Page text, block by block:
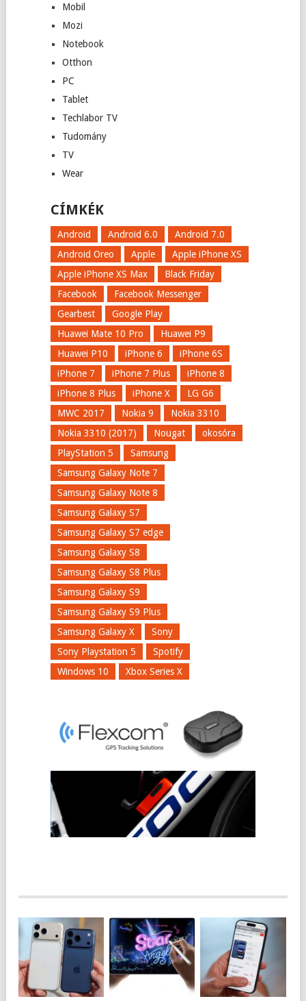
Mobil
Mozi
Notebook
Otthon
PC
Tablet
Techlabor TV
Tudomány
TV
Wear
CÍMKÉK
Android Android 6.0
Android 7.0
Android Oreo
Apple
Apple iPhone XS
Apple iPhone XS Max
Black Friday
Facebook
Facebook Messenger
Gearbest
Google Play
Huawei Mate 10 Pro
Huawei P9
Huawei P10
iPhone 6
iPhone 6S
iPhone 7
iPhone 7 Plus
iPhone 8
iPhone 8 Plus
iPhone X
LG G6
MWC 2017
Nokia 9
Nokia 3310
Nokia 3310 (2017)
Nougat
okosóra
PlayStation 5
Samsung
Samsung Galaxy Note 7
Samsung Galaxy Note 8
Samsung Galaxy S7
Samsung Galaxy S7 edge
Samsung Galaxy S8
Samsung Galaxy S8 Plus
Samsung Galaxy S9
Samsung Galaxy S9 Plus
Samsung Galaxy X
Sony
Sony Playstation 5
Spotify
Windows 10
Xbox Series X